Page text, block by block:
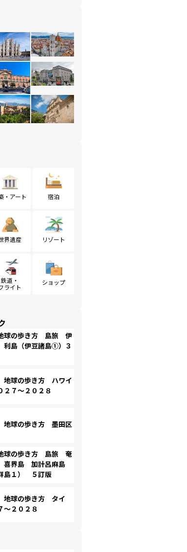
・アート 宿泊
界遺産 リゾート
鉄道・
ライト
ショップ
球の歩き方 島旅 伊
島（伊豆諸島①）３
地球の歩き方 ハワイ
７～２０２８
地球の歩き方 墨田区
球の歩き方 島旅 奄
界島 加計呂麻島
島１） ５訂版
地球の歩き方 タイ
～２０２８